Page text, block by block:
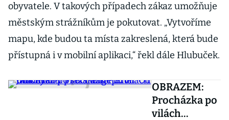
obyvatele. V takových případech zákaz umožňuje
městským strážníkům je pokutovat. „Vytvoříme
mapu, kde budou ta místa zakreslená, která bude
přístupná i v mobilní aplikaci,“ řekl dále Hlubuček.
OBRAZEM:
Procházka po
vilách